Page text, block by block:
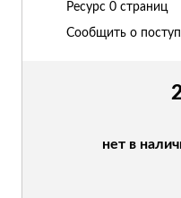
нет в
Ресурс 0 страниц
Сообщить о